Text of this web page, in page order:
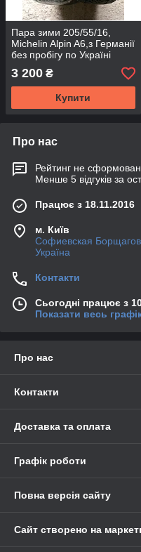
Пара зими 205/55/16,
Michelin Alpin A6,з Германії
без пробігу по Україні
3 200 ₴
Купити
Про нас
Рейтинг не
Менше 5 відгуків за
Працює з 18.11.2016
м. Київ
Софиевская
Україна
Контакти
Сьогодні працює з
Показати весь
Про нас
Контакти
Доставка та оплата
Графік роботи
Повна версія сайту
Сайт створено на